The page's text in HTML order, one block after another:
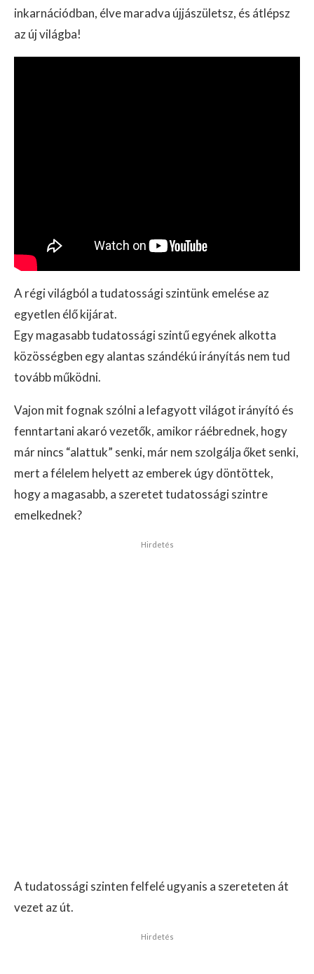
inkarnációdban, élve maradva újjászületsz, és átlépsz
az új világba!
A régi világból a tudatossági szintünk emelése az
egyetlen élő kijárat.
Egy magasabb tudatossági szintű egyének alkotta
közösségben egy alantas szándékú irányítás nem tud
tovább működni.
Vajon mit fognak szólni a lefagyott világot irányító és
fenntartani akaró vezetők, amikor ráébrednek, hogy
már nincs “alattuk” senki, már nem szolgálja őket senki,
mert a félelem helyett az emberek úgy döntöttek,
hogy a magasabb, a szeretet tudatossági szintre
emelkednek?
Hirdetés
A tudatossági szinten felfelé ugyanis a szereteten át
vezet az út.
Hirdetés